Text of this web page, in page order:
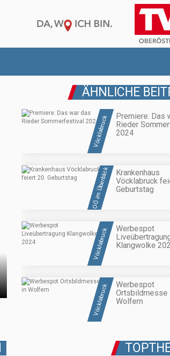
ÄHNLICHE
Vöcklabruck
Premiere: Das
Rieder
2024
OÖ im Überblick
Krankenhaus
Vöcklabruck
Geburtstag
Vöcklabruck
Werbespot
Klangwolke
Vöcklabruck
Werbespot
Ortsbildmesse
Wolfern